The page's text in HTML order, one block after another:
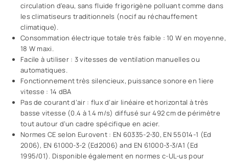
circulation d’eau, sans fluide frigorigène polluant comme dans
les climatiseurs traditionnels (nocif au réchauffement
climatique).
Consommation électrique totale très faible : 10 W en moyenne,
18 W maxi.
Facile à utiliser : 3 vitesses de ventilation manuelles ou
automatiques.
Fonctionnement très silencieux, puissance sonore en 1iere
vitesse : 14 dBA
Pas de courant d’air : flux d’air linéaire et horizontal à très
basse vitesse (0.4 à 1.4 m/s) diffusé sur 492 cm de périmètre
tout autour d’un cadre spécifique en acier.
Normes CE selon Eurovent : EN 60335-2-30, EN 55014-1 (Ed
2006), EN 61000-3-2 (Ed2006) and EN 61000-3-3/A1 (Ed
1995/01). Disponible également en normes c-UL-us pour